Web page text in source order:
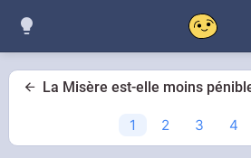
La Misère est-elle moins
1 2 3 4